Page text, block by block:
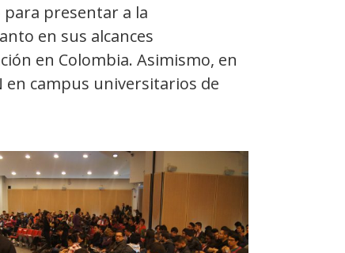
para presentar a la
en sus alcances
en Colombia. Asimismo, en
en campus universitarios de